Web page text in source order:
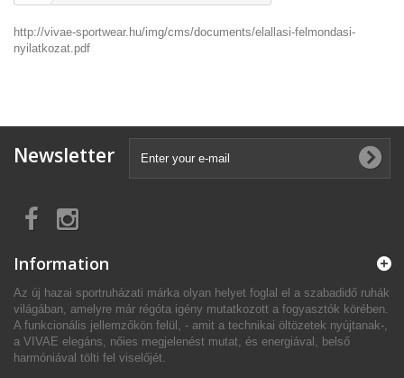
http://vivae-sportwear.hu/img/cms/documents/elallasi-felmondasi-
nyilatkozat.pdf
Newsletter
Information
Az új hazai sportruházati márka olyan helyet foglal el a szabadidő ruhák
világában, amelyre már régóta igény mutatkozott a fogyasztók körében.
A funkcionális jellemzőkön felül, - amit a technikai öltözetek nyújtanak-,
a VIVAE elegáns, nőies megjelenést mutat, és energiával, belső
harmóniával tölti fel viselőjét.